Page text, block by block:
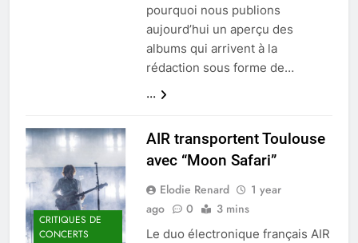
pourquoi nous publions
aujourd’hui un aperçu des
albums qui arrivent à la
rédaction sous forme de…
...
CRITIQUES DE
CONCERTS
AIR transportent Toulouse
avec “Moon Safari”
Elodie Renard
1 year
ago
0 3 mins
Le duo électronique français AIR